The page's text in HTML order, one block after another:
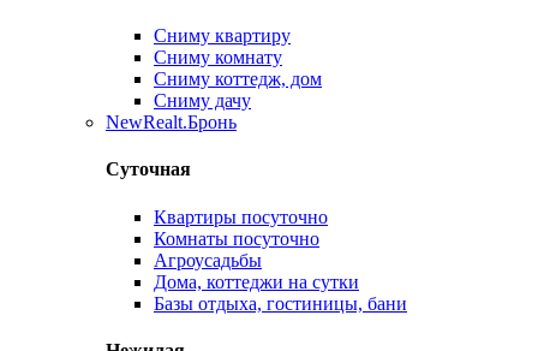
Сниму квартиру
Сниму комнату
Сниму коттедж, дом
Сниму дачу
NewRealt.Бронь
Суточная
Квартиры посуточно
Комнаты посуточно
Агроусадьбы
Дома, коттеджи на сутки
Базы отдыха, гостиницы, бани